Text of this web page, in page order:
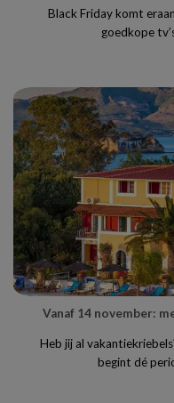
Black Friday komt
goedkope
Vanaf 14 november:
Heb jij al
begint dé